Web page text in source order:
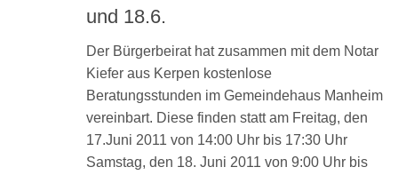
und 18.6.
Der Bürgerbeirat hat zusammen mit dem Notar
Kiefer aus Kerpen kostenlose
Beratungsstunden im Gemeindehaus Manheim
vereinbart. Diese finden statt am Freitag, den
17.Juni 2011 von 14:00 Uhr bis 17:30 Uhr
Samstag, den 18. Juni 2011 von 9:00 Uhr bis